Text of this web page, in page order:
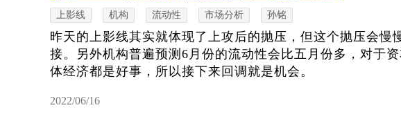
上影线 机构 流动性 市场分析 孙铭
昨天的上影线其实就体现了上攻后的抛压，但这个抛压会慢
接。另外机构普遍预测6月份的流动性会比五月份多，对于
体经济都是好事，所以接下来回调就是机会。
2022/06/16